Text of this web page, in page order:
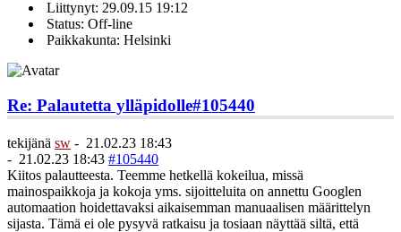
Liittynyt: 29.09.15 19:12
Status: Off-line
Paikkakunta: Helsinki
Re: Palautetta ylläpidolle#105440
tekijänä sw - 21.02.23 18:43
- 21.02.23 18:43 #105440
Kiitos palautteesta. Teemme hetkellä kokeilua, missä
mainospaikkoja ja kokoja yms. sijoitteluita on annettu Googlen
automaation hoidettavaksi aikaisemman manuaalisen määrittelyn
sijasta. Tämä ei ole pysyvä ratkaisu ja tosiaan näyttää siltä, että